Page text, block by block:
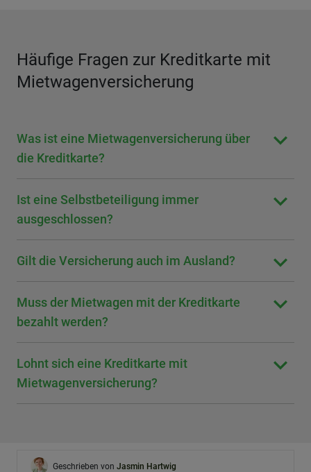
Häufige Fragen zur Kreditkarte mit
Mietwagenversicherung
Was ist eine Mietwagenversicherung über
die Kreditkarte?
Ist eine Selbstbeteiligung immer
ausgeschlossen?
Gilt die Versicherung auch im Ausland?
Muss der Mietwagen mit der Kreditkarte
bezahlt werden?
Lohnt sich eine Kreditkarte mit
Mietwagenversicherung?
Geschrieben von Jasmin Hartwig